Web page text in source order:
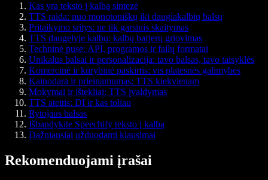
Kas yra teksto į kalbą sintezė
TTS raida: nuo monotoniškų iki daugiakalbių balsų
Pritaikymo sritys: ne tik garsinis skaitymas
TTS daugelyje kalbų: kalbų barjerų griovimas
Techninė pusė: API, programos ir failų formatai
Unikalūs balsai ir personalizacija: tavo balsas, tavo taisyklės
Komercinė ir kūrybinė paskirtis: vis platesnės galimybės
Kainodara ir prieinamumas: TTS kiekvienam
Mokymai ir ištekliai: TTS įvaldymas
TTS ateitis: DI ir kas toliau
Rytojaus balsas
Išbandykite Speechify teksto į kalbą
Dažniausiai užduodami klausimai
Rekomenduojami įrašai